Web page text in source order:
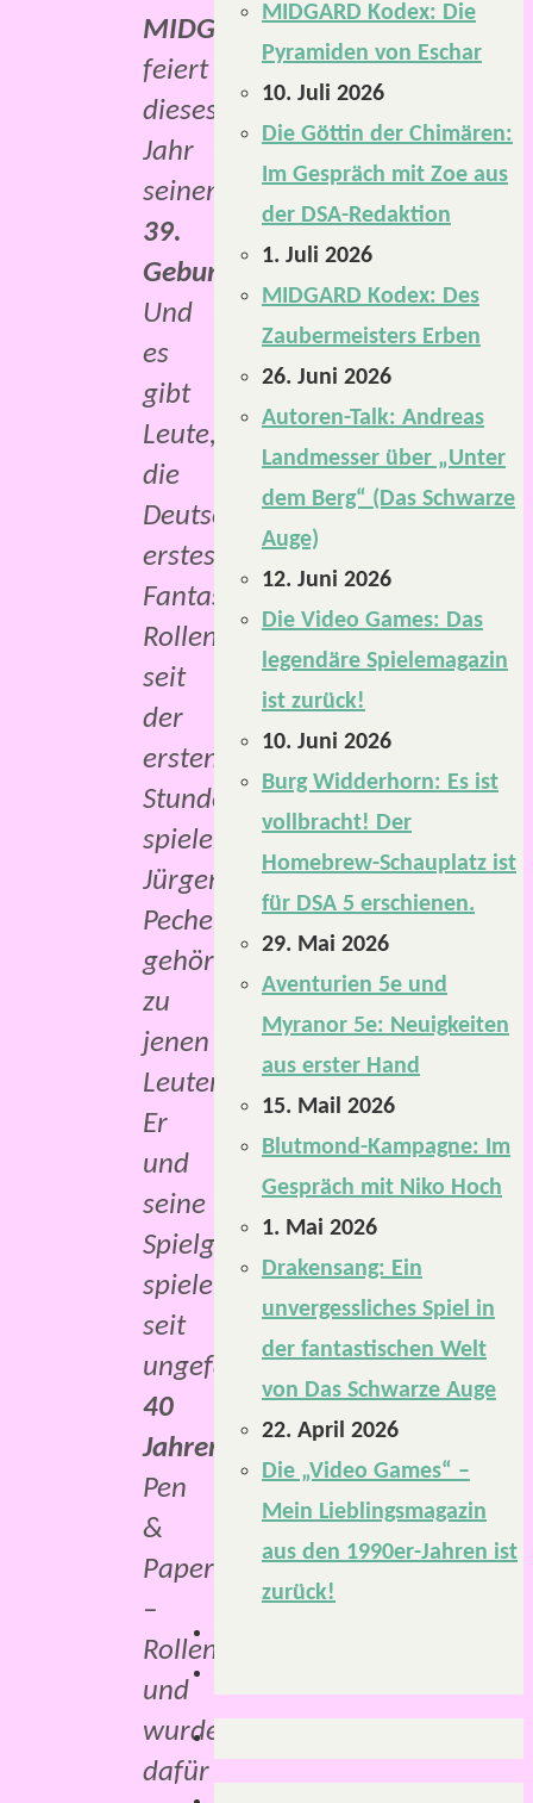
MIDGARD
feiert
dieses
Jahr
seinen
39.
Geburtstag
Und
es
gibt
Leute,
die
Deutschlands
erstes
Fantasy-
Rollenspiel
seit
der
ersten
Stunde
spielen.
Jürgen
Pecher
gehört
zu
jenen
Leuten.
Er
und
seine
Spielgruppe
spielen
seit
ungefähr
40
Jahren
Pen
&
Paper
–
Rollenspiele
und
wurden
dafür
MIDGARD Kodex: Die
Pyramiden von Eschar
10. Juli 2026
Die Göttin der Chimären:
Im Gespräch mit Zoe aus
der DSA-Redaktion
1. Juli 2026
MIDGARD Kodex: Des
Zaubermeisters Erben
26. Juni 2026
Autoren-Talk: Andreas
Landmesser über „Unter
dem Berg“ (Das Schwarze
Auge)
12. Juni 2026
Die Video Games: Das
legendäre Spielemagazin
ist zurück!
10. Juni 2026
Burg Widderhorn: Es ist
vollbracht! Der
Homebrew-Schauplatz ist
für DSA 5 erschienen.
29. Mai 2026
Aventurien 5e und
Myranor 5e: Neuigkeiten
aus erster Hand
15. Mail 2026
Blutmond-Kampagne: Im
Gespräch mit Niko Hoch
1. Mai 2026
Drakensang: Ein
unvergessliches Spiel in
der fantastischen Welt
von Das Schwarze Auge
22. April 2026
Die „Video Games“ –
Mein Lieblingsmagazin
aus den 1990er-Jahren ist
zurück!